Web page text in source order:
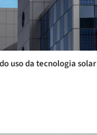
uso da tecnologia solar